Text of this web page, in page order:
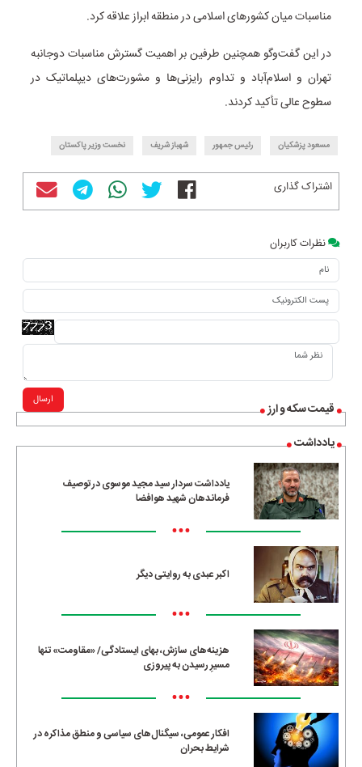
قیمت سکه و ارز
یادداشت
یادداشت سردار سید مجید موسوی در توصیف
فرماندهان شهید هوافضا
•••
اکبر عبدی به روایتی دیگر
•••
هزینه‌های سازش، بهای ایستادگی/ «مقاومت» تنها
مسیرِ رسیدن به پیروزی
•••
افکار عمومی، سیگنال‌های سیاسی و منطق مذاکره در
شرایط بحران
مناسبات میان کشورهای اسلامی در منطقه ابراز علاقه کرد.
در این گفت‌وگو همچنین طرفین بر اهمیت گسترش مناسبات دوجانبه
تهران و اسلام‌آباد و تداوم رایزنی‌ها و مشورت‌های دیپلماتیک در
سطوح عالی تأکید کردند.
مسعود پزشکیان رئیس جمهور شهباز شریف نخست وزیر پاکستان
اشتراک گذاری
نظرات کاربران
ارسال